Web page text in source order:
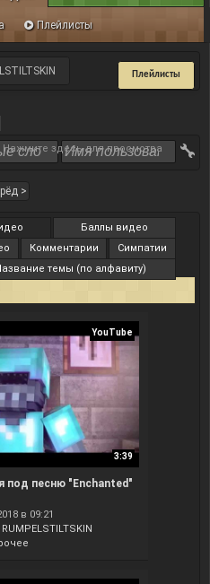
Плейлисты
Нажмите здесь для просмотра
>
Баллы видео
Комментарии
Симпатии
темы (по алфавиту)
YouTube
3:39
под песню "Enchanted"
в 09:21
RUMPELSTILTSKIN
Плейлисты